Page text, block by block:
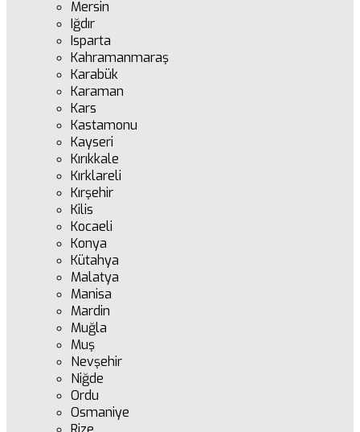
Mersin
Iğdır
Isparta
Kahramanmaraş
Karabük
Karaman
Kars
Kastamonu
Kayseri
Kırıkkale
Kırklareli
Kırşehir
Kilis
Kocaeli
Konya
Kütahya
Malatya
Manisa
Mardin
Muğla
Muş
Nevşehir
Niğde
Ordu
Osmaniye